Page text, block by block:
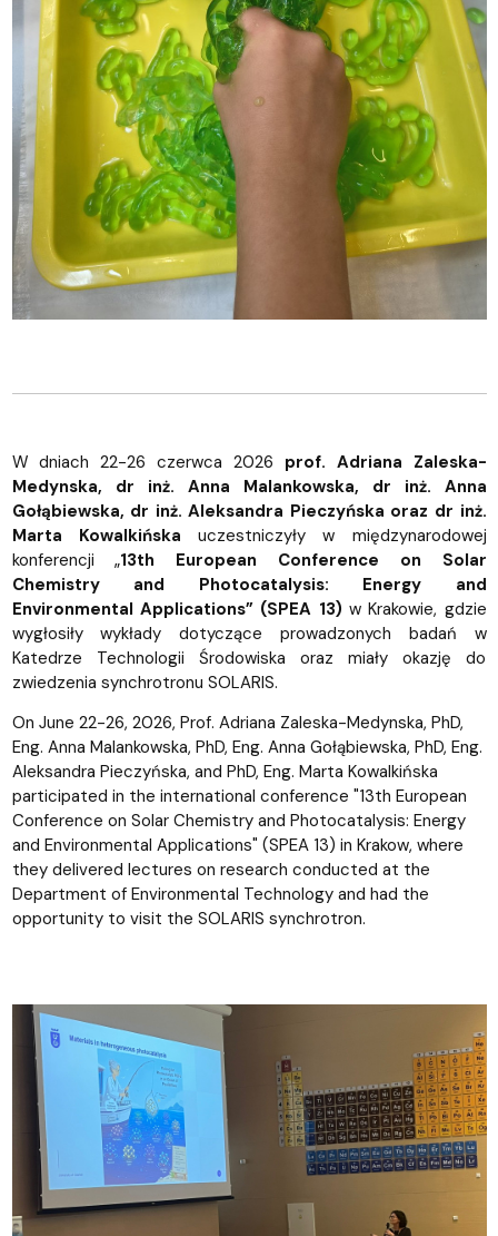
W dniach 22-26 czerwca 2026 prof. Adriana Zaleska-
Medynska, dr inż. Anna Malankowska, dr inż. Anna
Gołąbiewska, dr inż. Aleksandra Pieczyńska oraz dr inż.
Marta Kowalkińska uczestniczyły w międzynarodowej
konferencji „13th European Conference on Solar
Chemistry and Photocatalysis: Energy and
Environmental Applications” (SPEA 13) w Krakowie, gdzie
wygłosiły wykłady dotyczące prowadzonych badań w
Katedrze Technologii Środowiska oraz miały okazję do
zwiedzenia synchrotronu SOLARIS.
On June 22-26, 2026, Prof. Adriana Zaleska-Medynska, PhD,
Eng. Anna Malankowska, PhD, Eng. Anna Gołąbiewska, PhD, Eng.
Aleksandra Pieczyńska, and PhD, Eng. Marta Kowalkińska
participated in the international conference "13th European
Conference on Solar Chemistry and Photocatalysis: Energy
and Environmental Applications" (SPEA 13) in Krakow, where
they delivered lectures on research conducted at the
Department of Environmental Technology and had the
opportunity to visit the SOLARIS synchrotron.